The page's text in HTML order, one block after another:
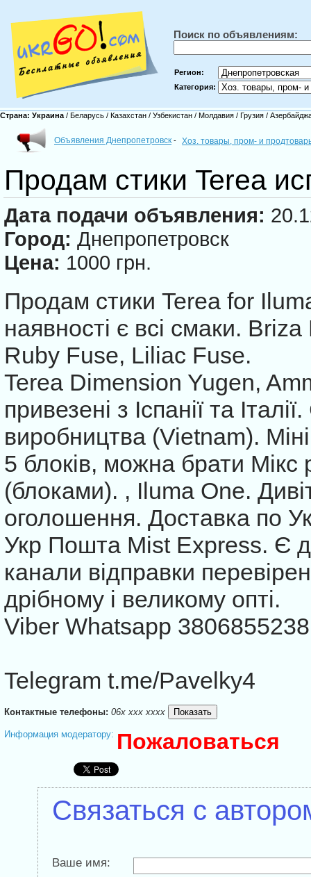
Поиск по объявлениям:
Регион:
Категория:
Страна: Украина / Беларусь / Казахстан / Узбекистан / Молдавия / Грузия /
Объявления Днепропетровск - Хоз. товары, пром- и
Продам стики Terea
Дата подачи объявления:
Город: Днепропетровск
Цена: 1000 грн.
Продам стики Terea for
наявності є всі смаки.
Ruby Fuse, Liliac Fuse.
Terea Dimension Yugen,
привезені з Іспанії та
виробництва (Vietnam).
5 блоків, можна брати Мікс
(блоками). , Iluma One.
оголошення. Доставка по
Укр Пошта Mist Express. Є
канали відправки
дрібному і великому опті.
Viber Whatsapp
Telegram t.me/Pavelky4
Контактные телефоны: 06x xxx xxxx
Информация модератору: Пожаловаться
Связаться с
Ваше имя: